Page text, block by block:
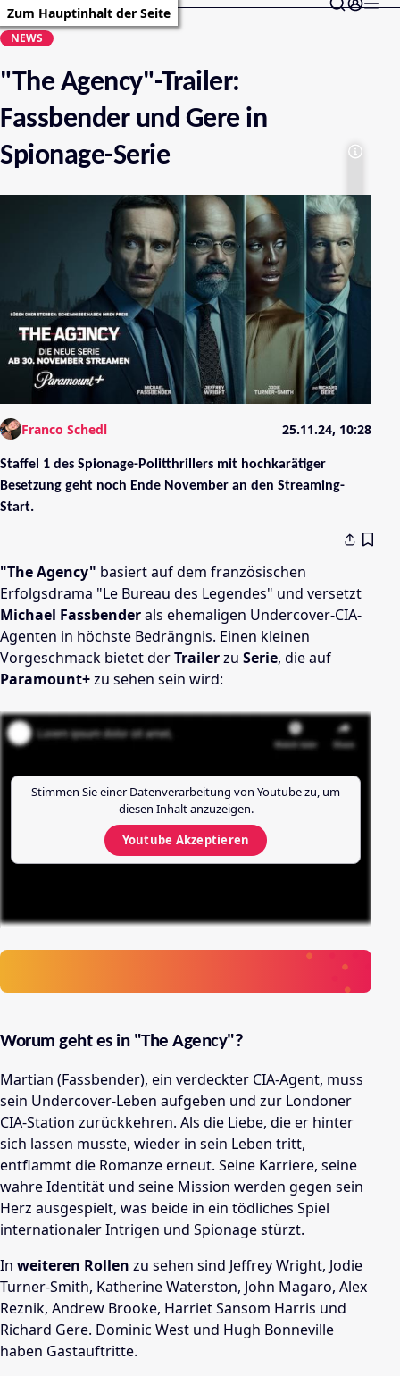
Zum Hauptinhalt der Seite
NEWS
"The Agency"-Trailer:
Fassbender und Gere in
Spionage-Serie
Franco Schedl 25.11.24, 10:28
Staffel 1 des Spionage-Politthrillers mit hochkarätiger
Besetzung geht noch Ende November an den Streaming-
Start.
"The Agency" basiert auf dem französischen
Erfolgsdrama "Le Bureau des Legendes" und versetzt
Michael Fassbenderals ehemaligen Undercover-CIA-
Agenten in höchste Bedrängnis. Einen kleinen
Vorgeschmack bietet derTrailerzu Serie, die auf
Paramount+zu sehen sein wird:
Stimmen Sie einer Datenverarbeitung von Youtubezu, um
diesen Inhalt anzuzeigen.
Youtube Akzeptieren
Worum geht es in "The Agency"?
Martian (Fassbender), ein verdeckter CIA-Agent, muss
sein Undercover-Leben aufgeben und zur Londoner
CIA-Station zurückkehren. Als die Liebe, die er hinter
sich lassen musste, wieder in sein Leben tritt,
entflammt die Romanze erneut. Seine Karriere, seine
wahre Identität und seine Mission werden gegen sein
Herz ausgespielt, was beide in ein tödliches Spiel
internationaler Intrigen und Spionage stürzt.
In weiteren Rollen zu sehen sind Jeffrey Wright, Jodie
Turner-Smith, Katherine Waterston, John Magaro, Alex
Reznik, Andrew Brooke, Harriet Sansom Harris und
Richard Gere. Dominic West und Hugh Bonneville
haben Gastauftritte.